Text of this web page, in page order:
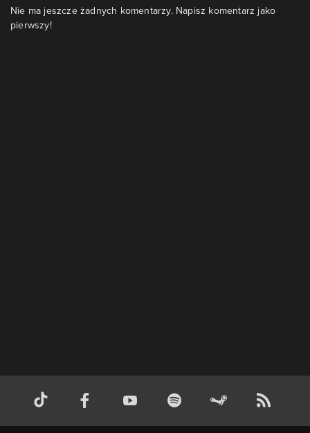
Nie ma jeszcze żadnych komentarzy. Napisz komentarz jako
pierwszy!